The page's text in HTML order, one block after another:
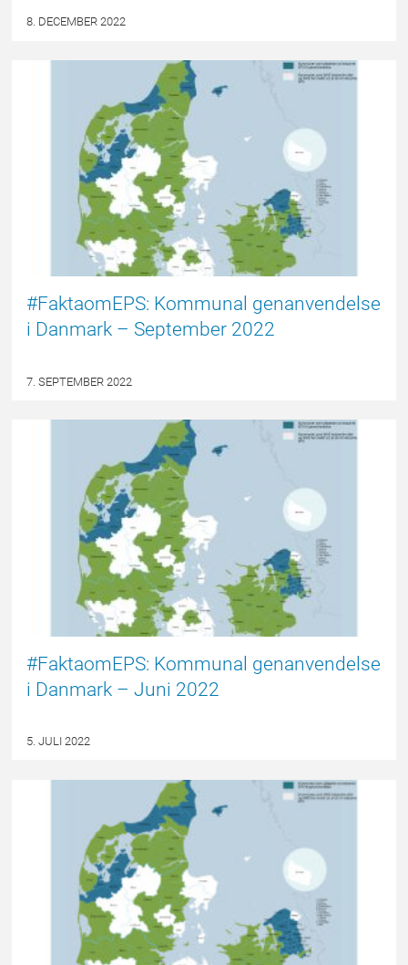
8. DECEMBER 2022
#FaktaomEPS: Kommunal genanvendelse
i Danmark – September 2022
7. SEPTEMBER 2022
EPSBLOGGEN
#FaktaomEPS: Kommunal genanvendelse
i Danmark – Juni 2022
5. JULI 2022
EPSBLOGGEN
FORSIDE